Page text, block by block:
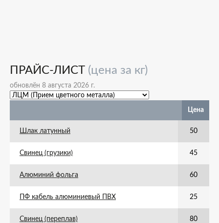
ПРАЙС-ЛИСТ (цена за кг)
обновлён 8 августа 2026 г.
Цена
Шлак латунный 50
Свинец (грузики) 45
Алюминий фольга 60
ПФ кабель алюминиевый ПВХ 25
Свинец (переплав) 80